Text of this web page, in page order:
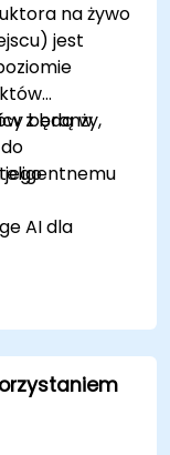
na żywo
jest
z branży,
będą w
jego
AI dla
IoT.
i
rzeczywistym
i